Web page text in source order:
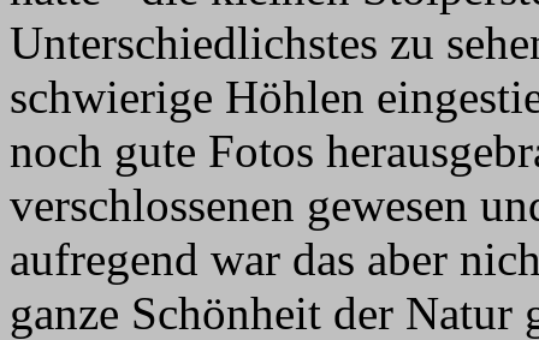
Unterschiedlichstes zu
schwierige Höhlen
noch gute Fotos
verschlossenen gewesen
aufregend war das aber
ganze Schönheit der Natur